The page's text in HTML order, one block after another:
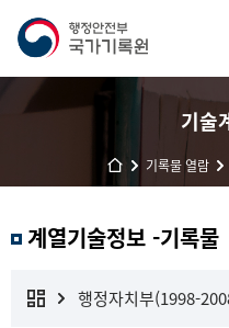
기술
기록물 열람
계열기술정보 -기록물
행정자치부(1998-